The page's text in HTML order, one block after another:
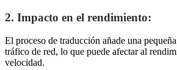
2. Impacto en el rendimiento:
El proceso de traducción añade una
tráfico de red, lo que puede afectar al
velocidad.